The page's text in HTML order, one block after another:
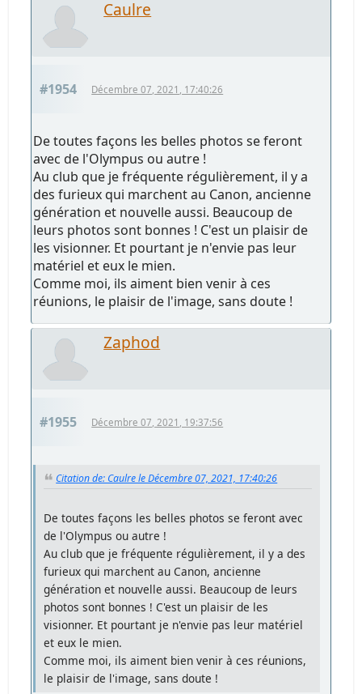
Caulre
#1954 Décembre 07, 2021, 17:40:26
De toutes façons les belles photos se feront
avec de l'Olympus ou autre !
Au club que je fréquente régulièrement, il y a
des furieux qui marchent au Canon, ancienne
génération et nouvelle aussi. Beaucoup de
leurs photos sont bonnes ! C'est un plaisir de
les visionner. Et pourtant je n'envie pas leur
matériel et eux le mien.
Comme moi, ils aiment bien venir à ces
réunions, le plaisir de l'image, sans doute !
Zaphod
#1955 Décembre 07, 2021, 19:37:56
Citation de: Caulre le Décembre 07, 2021, 17:40:26
De toutes façons les belles photos se feront avec
de l'Olympus ou autre !
Au club que je fréquente régulièrement, il y a des
furieux qui marchent au Canon, ancienne
génération et nouvelle aussi. Beaucoup de leurs
photos sont bonnes ! C'est un plaisir de les
visionner. Et pourtant je n'envie pas leur matériel
et eux le mien.
Comme moi, ils aiment bien venir à ces réunions,
le plaisir de l'image, sans doute !